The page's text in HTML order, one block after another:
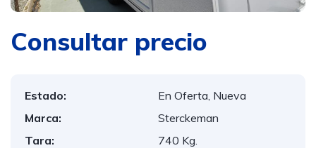
Consultar precio
Estado:
En Oferta, Nueva
Marca:
Sterckeman
Tara:
740 Kg.